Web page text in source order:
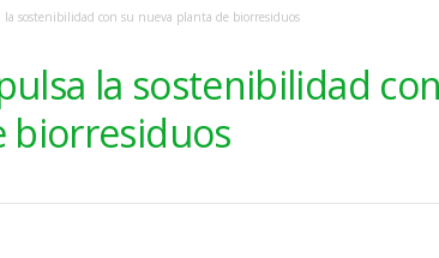
la sostenibilidad con su nueva planta de biorresiduos
la sostenibilidad con
biorresiduos